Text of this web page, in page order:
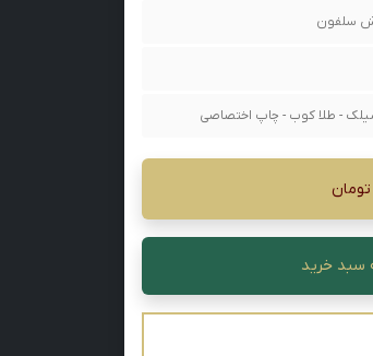
سلفون
- طلا کوب - چاپ اختصاصی
تومان
سبد خرید